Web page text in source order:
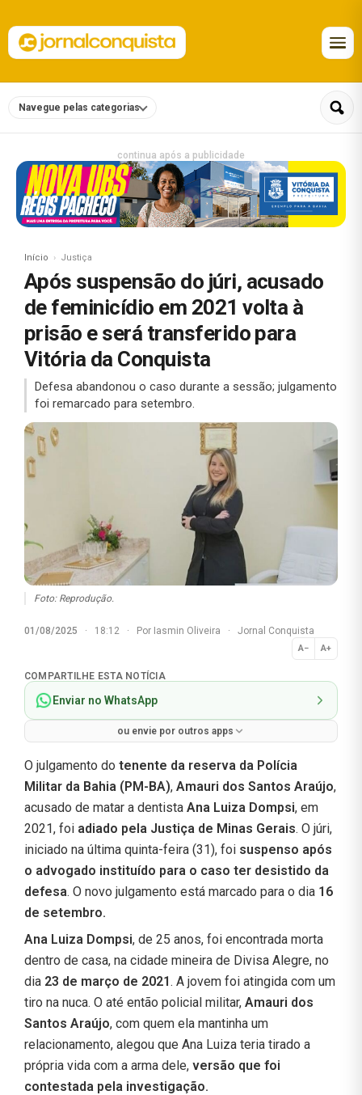
Navegue pelas categorias
continua após a publicidade
Início Justiça
Após suspensão do júri, acusado
de feminicídio em 2021 volta à
prisão e será transferido para
Vitória da Conquista
Defesa abandonou o caso durante a sessão; julgamento
foi remarcado para setembro.
Foto: Reprodução.
01/08/2025 · 18:12 · Por Iasmin Oliveira · Jornal Conquista
A− A+
Normal
COMPARTILHE ESTA NOTÍCIA
Enviar no WhatsApp
ou envie por outros apps
O julgamento do tenente da reserva da Polícia
Militar da Bahia (PM-BA), Amauri dos Santos Araújo,
acusado de matar a dentista Ana Luiza Dompsi, em
2021, foi adiado pela Justiça de Minas Gerais. O júri,
iniciado na última quinta-feira (31), foi suspenso após
o advogado instituído para o caso ter desistido da
defesa. O novo julgamento está marcado para o dia 16
de setembro.
Ana Luiza Dompsi, de 25 anos, foi encontrada morta
dentro de casa, na cidade mineira de Divisa Alegre, no
dia 23 de março de 2021. A jovem foi atingida com um
tiro na nuca. O até então policial militar, Amauri dos
Santos Araújo, com quem ela mantinha um
relacionamento, alegou que Ana Luiza teria tirado a
própria vida com a arma dele, versão que foi
contestada pela investigação.